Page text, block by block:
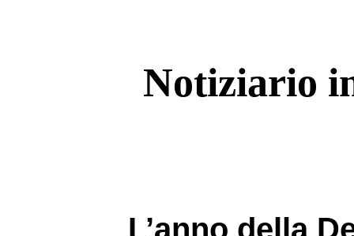
Notiziario
L’anno della